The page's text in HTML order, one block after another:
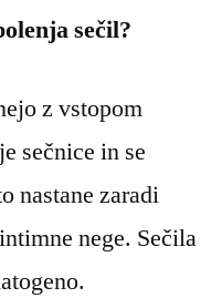
sečil?
z vstopom
sečnice in se
nastane zaradi
nege. Sečila